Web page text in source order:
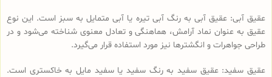
عقیق آبی: عقیق آبی به رنگ آبی تیره یا آبی متمایل به سبز است. این نوع
عقیق به عنوان نماد آرامش، هماهنگی و تعادل معنوی شناخته می‌شود و در
طراحی جواهرات و انگشترها نیز مورد استفاده قرار می‌گیرد.
عقیق سفید: عقیق سفید به رنگ سفید یا سفید مایل به خاکستری است.